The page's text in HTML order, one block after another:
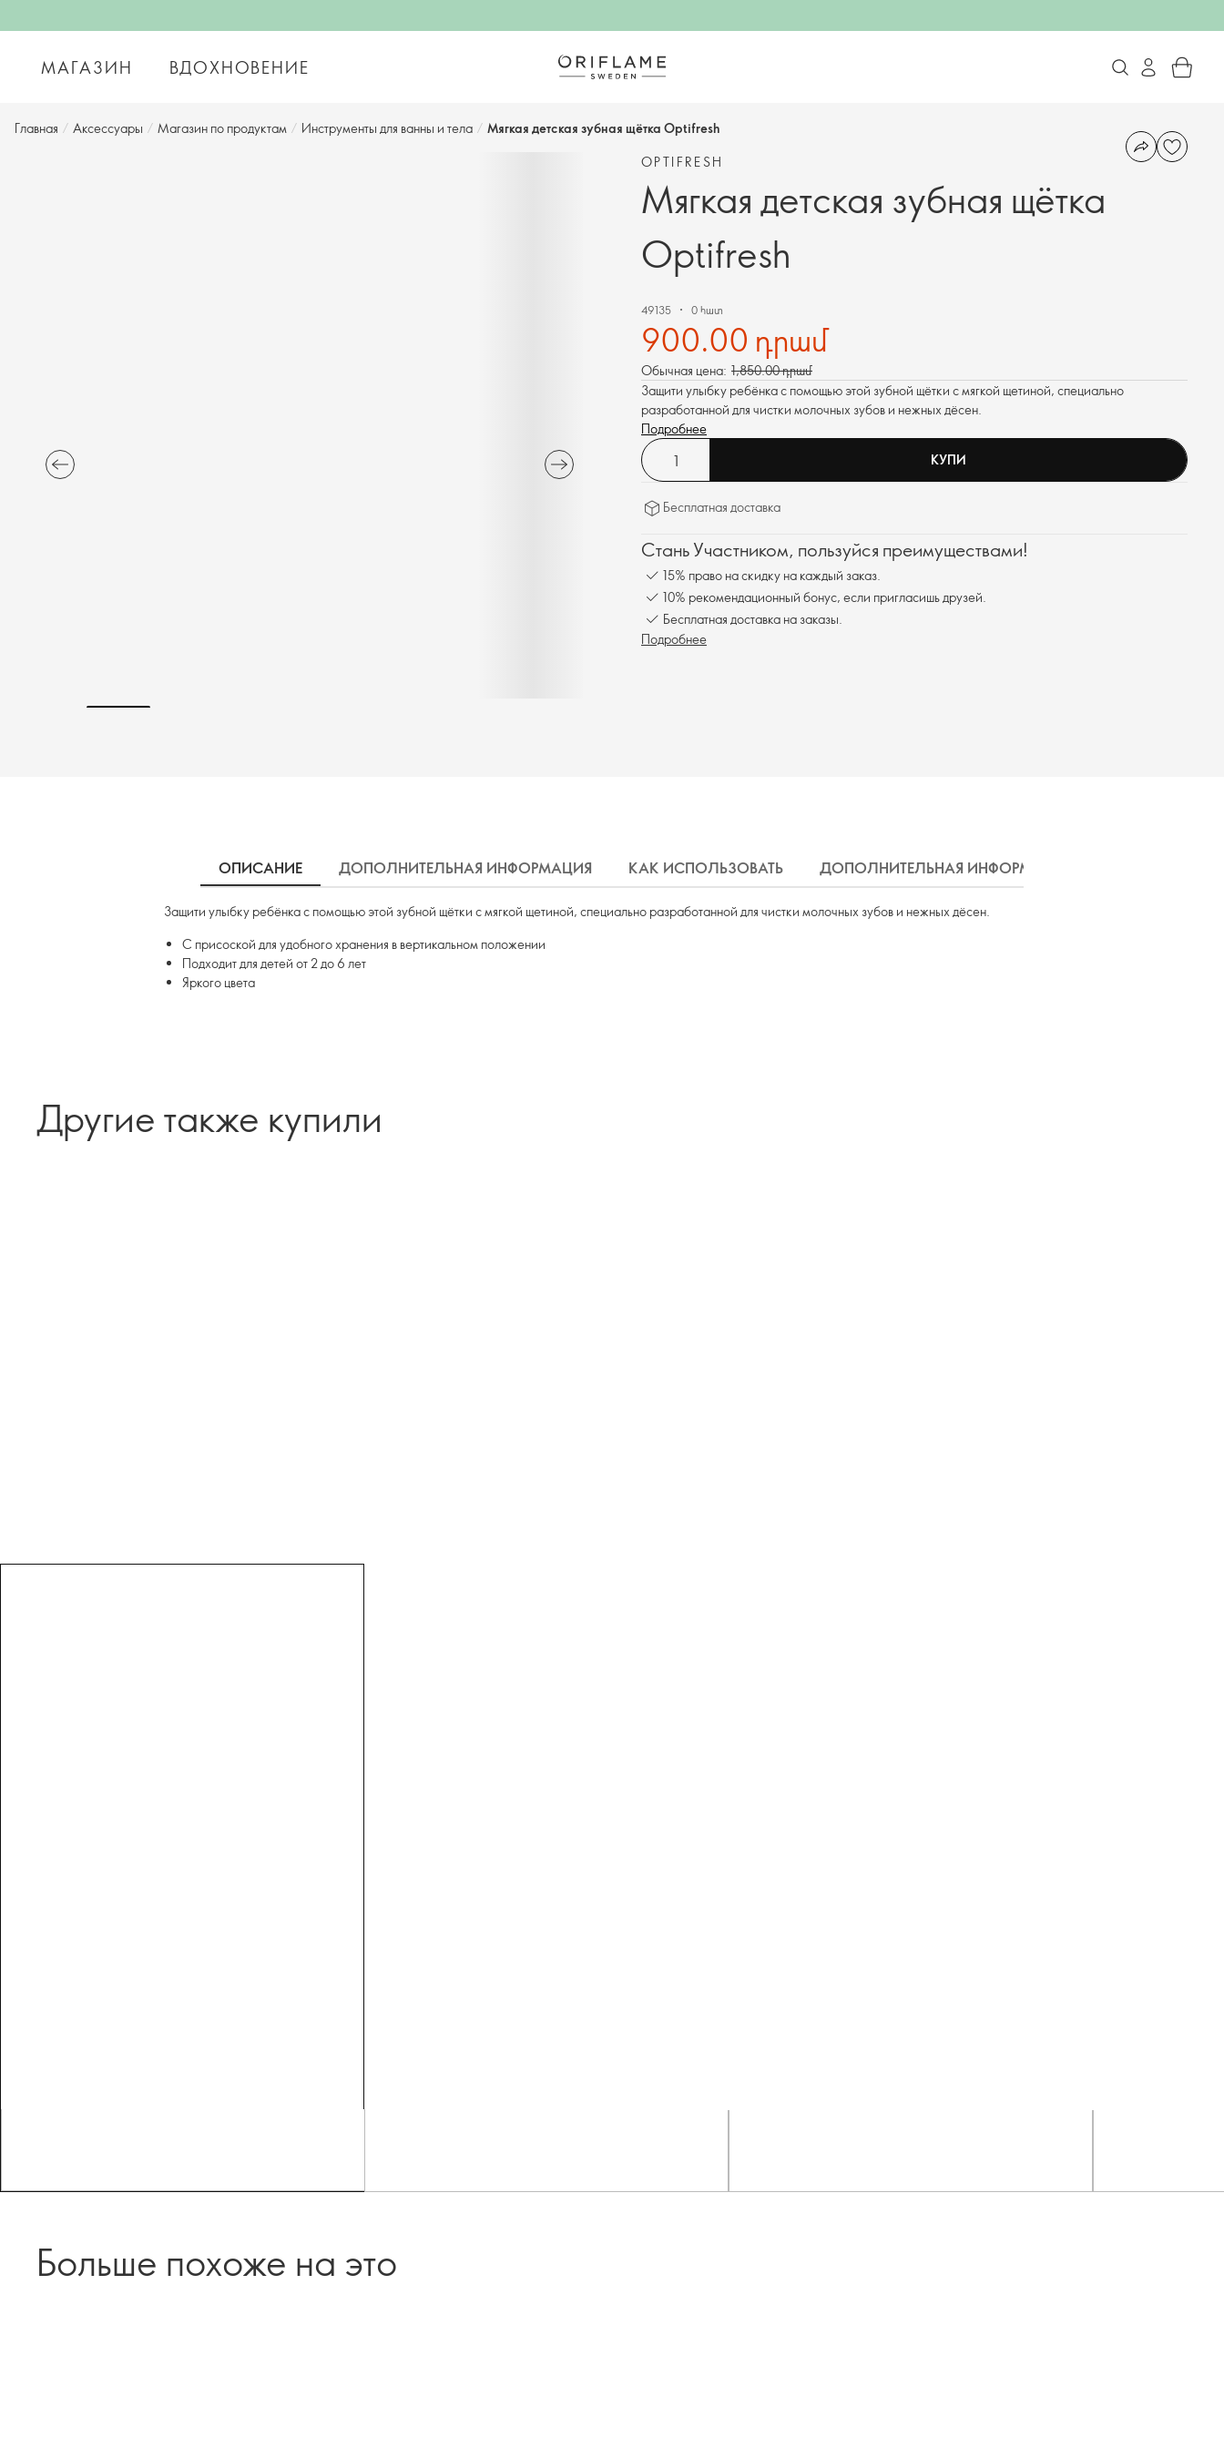
МАГАЗИН ВДОХНОВЕНИЕ
Главная / Аксессуары / Магазин по продуктам / Инструменты для ванны и тела / Мягкая детская зубная щётка Optifresh
OPTIFRESH
Мягкая детская зубная щётка
Optifresh
49135 0 հատ
900.00 դրամ
Обычная цена: 1,850.00 դրամ
Защити улыбку ребёнка с помощью этой зубной щётки с мягкой щетиной, специально
разработанной для чистки молочных зубов и нежных дёсен.
Подробнее
КУПИ
Бесплатная доставка
Стань Участником, пользуйся преимуществами!
15% право на скидку на каждый заказ.
10% рекомендационный бонус, если пригласишь друзей.
Бесплатная доставка на заказы.
Подробнее
ОПИСАНИЕ ДОПОЛНИТЕЛЬНАЯ ИНФОРМАЦИЯ КАК ИСПОЛЬЗОВАТЬ ДОПОЛНИТЕЛЬНАЯ ИНФОРМАЦИЯ
Защити улыбку ребёнка с помощью этой зубной щётки с мягкой щетиной, специально разработанной для чистки молочных зубов и нежных дёсен.
С присоской для удобного хранения в вертикальном положении
Подходит для детей от 2 до 6 лет
Яркого цвета
Другие также купили
Больше похоже на это